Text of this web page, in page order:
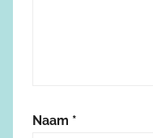
Naam *